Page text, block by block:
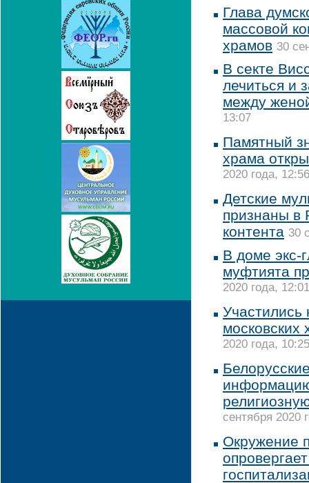
Глава
массовой
храмов 30
В секте
лечиться и
между
13:07
Памятный
храма
2020 года, 12:56
Детские
признаны в
контента 30
В доме экс-
муфтията
2020 года, 12:01
Участились
2020 года, 10:25
сентября 2020
Окружение